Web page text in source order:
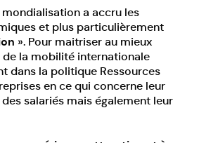
a accru les
et plus particulièrement
». Pour maitriser au mieux
la mobilité internationale
dans la politique Ressources
en ce qui concerne leur
des salariés mais également leur